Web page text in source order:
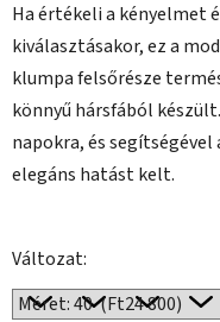
Ha értékeli a kényelmet
kiválasztásakor, ez a
klumpa felsőrésze
könnyű hársfából
napokra, és
elegáns hatást kelt.
Változat: